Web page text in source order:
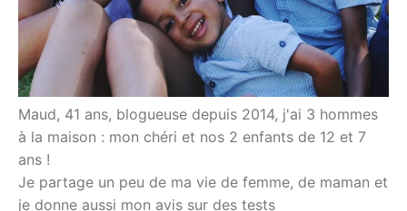
Maud, 41 ans, blogueuse depuis 2014, j'ai 3 hommes
à la maison : mon chéri et nos 2 enfants de 12 et 7
ans !
Je partage un peu de ma vie de femme, de maman et
je donne aussi mon avis sur des tests